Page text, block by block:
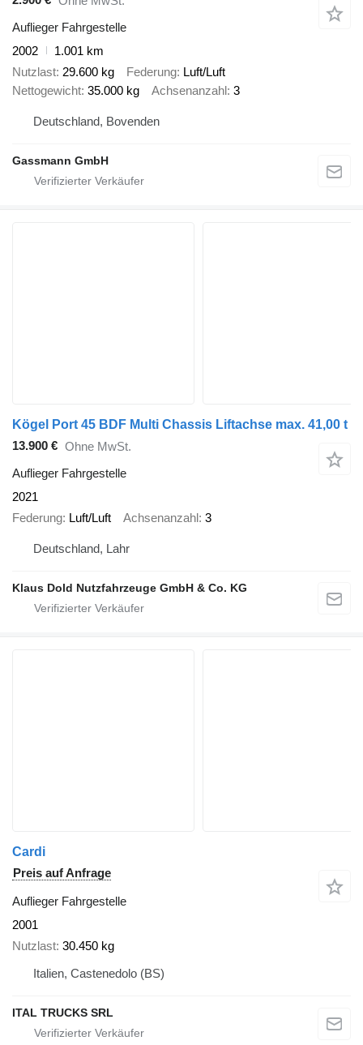
Auflieger Fahrgestelle
2002
1.001 km
Nutzlast 29.600 kg Federung Luft/Luft
Nettogewicht 35.000 kg Achsenanzahl 3
Deutschland, Bovenden
Gassmann GmbH
Kögel Port 45 BDF Multi Chassis Liftachse max. 41,00 t
13.900 € Ohne MwSt.
Auflieger Fahrgestelle
2021
Federung Luft/Luft Achsenanzahl 3
Deutschland, Lahr
Klaus Dold Nutzfahrzeuge GmbH & Co. KG
Cardi
Preis auf Anfrage
Auflieger Fahrgestelle
2001
Nutzlast 30.450 kg
Italien, Castenedolo (BS)
ITAL TRUCKS SRL